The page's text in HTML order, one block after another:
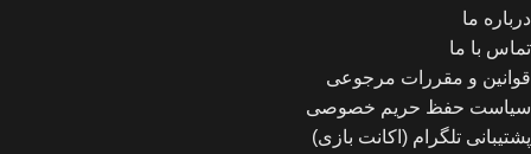
درباره ما
تماس با ما
قوانین و مقررات مرجوعی
سیاست حفظ حریم خصوصی
پشتیبانی تلگرام (اکانت بازی)